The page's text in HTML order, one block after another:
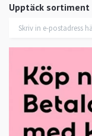
Upptäck sortiment